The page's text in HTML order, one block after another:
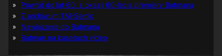
Powrót do lat 60. z okazji 60-lecia premiery Batmana
Z archiwum TM-Semic
Nawiązania do Batmana
Batman na kasetach video